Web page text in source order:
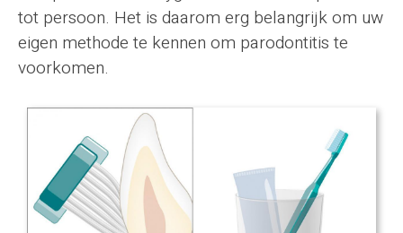
tot persoon. Het is daarom erg belangrijk om uw
eigen methode te kennen om parodontitis te
voorkomen.